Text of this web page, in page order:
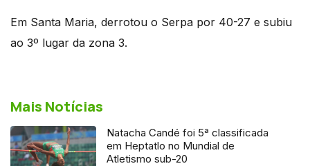
Em Santa Maria, derrotou o Serpa por 40-27 e subiu
ao 3º lugar da zona 3.
Mais Notícias
Natacha Candé foi 5ª classificada
em Heptatlo no Mundial de
Atletismo sub-20